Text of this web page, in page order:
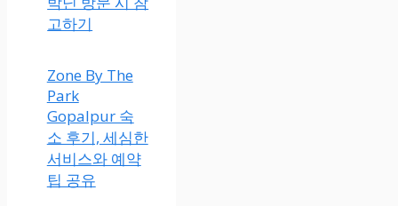
고하기
Zone By The
Park
Gopalpur 숙
소 후기, 세심한
서비스와 예약
팁 공유